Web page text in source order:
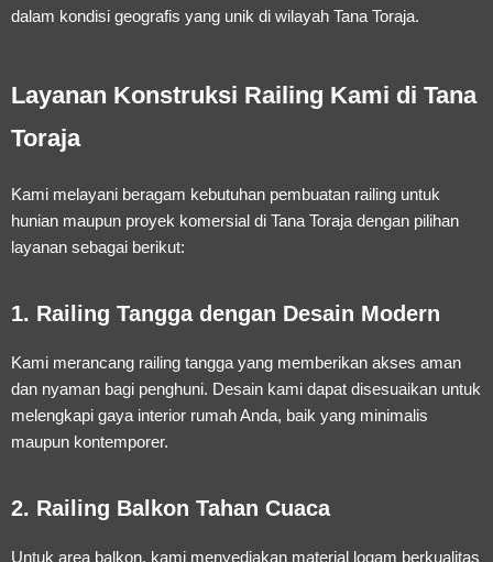
dalam kondisi geografis yang unik di wilayah Tana Toraja.
Layanan Konstruksi Railing Kami di Tana
Toraja
Kami melayani beragam kebutuhan pembuatan railing untuk
hunian maupun proyek komersial di Tana Toraja dengan pilihan
layanan sebagai berikut:
1. Railing Tangga dengan Desain Modern
Kami merancang railing tangga yang memberikan akses aman
dan nyaman bagi penghuni. Desain kami dapat disesuaikan untuk
melengkapi gaya interior rumah Anda, baik yang minimalis
maupun kontemporer.
2. Railing Balkon Tahan Cuaca
Untuk area balkon, kami menyediakan material logam berkualitas